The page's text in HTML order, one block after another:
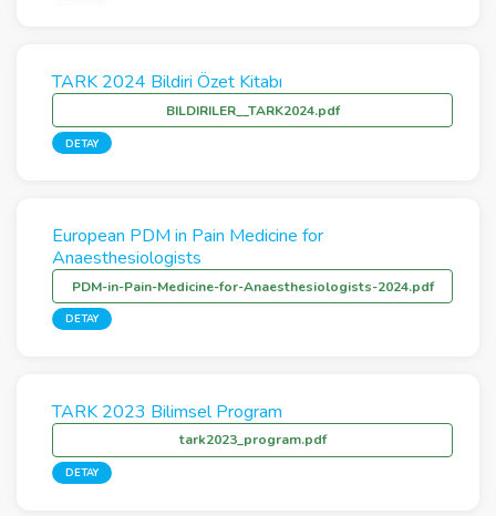
TARK 2024 Bildiri Özet Kitabı
BILDIRILER__TARK2024.pdf
DETAY
European PDM in Pain Medicine for
Anaesthesiologists
PDM-in-Pain-Medicine-for-Anaesthesiologists-2024.pdf
DETAY
TARK 2023 Bilimsel Program
tark2023_program.pdf
DETAY